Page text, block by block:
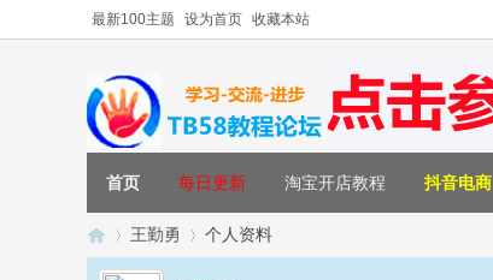
最新100主题 设为首页 收藏本站
首页 每日更新 淘宝开店教程 抖音电商
王勤勇 个人资料